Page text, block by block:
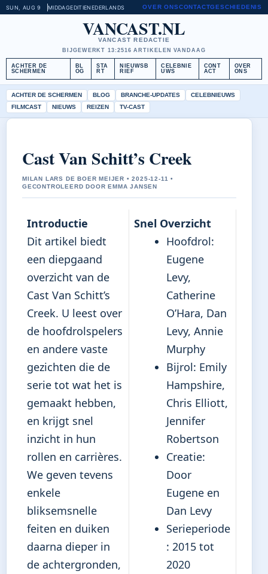
SUN, AUG 9 MIDDAGEDITIENEDERLANDS OVER ONSCONTACTGESCHIEDENIS
VANCAST.NL
VANCAST REDACTIE
BIJGEWERKT 13:2516 ARTIKELEN VANDAAG
ACHTER DE
SCHERMEN
BL
OG
STA
RT
NIEUWSB
RIEF
CELEBNIE
UWS
CONT
ACT
OVER
ONS
ACHTER DE SCHERMEN BLOG BRANCHE-UPDATES
CELEBNIEUWS
FILMCAST
NIEUWS REIZEN TV-CAST
Cast Van Schitt’s Creek
MILAN LARS DE BOER MEIJER • 2025-12-11 •
GECONTROLEERD DOOR EMMA JANSEN
Introductie
Dit artikel biedt
een diepgaand
overzicht van de
Cast Van Schitt’s
Creek. U leest over
de hoofdrolspelers
en andere vaste
gezichten die de
serie tot wat het is
gemaakt hebben,
en krijgt snel
inzicht in hun
rollen en carrières.
We geven tevens
enkele
bliksemsnelle
feiten en duiken
daarna dieper in
de achtergronden,
Snel Overzicht
Hoofdrol:
Eugene
Levy,
Catherine
O’Hara, Dan
Levy, Annie
Murphy
Bijrol: Emily
Hampshire,
Chris Elliott,
Jennifer
Robertson
Creatie:
Door
Eugene en
Dan Levy
Serieperiode
: 2015 tot
2020